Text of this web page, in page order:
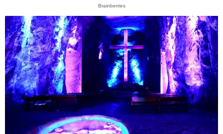
Brainberries